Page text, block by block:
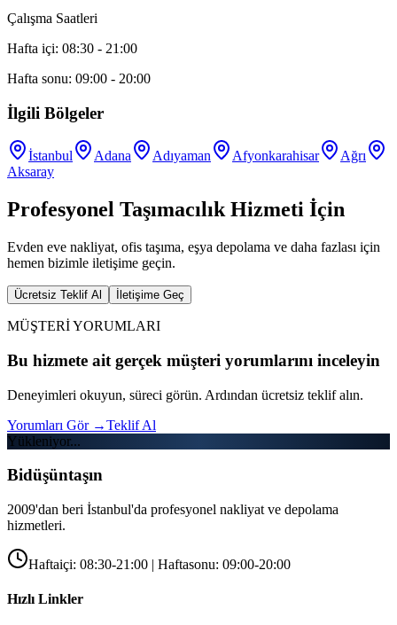
Çalışma Saatleri
Hafta içi: 08:30 - 21:00
Hafta sonu: 09:00 - 20:00
İlgili Bölgeler
İstanbul Adana Adıyaman Afyonkarahisar
Ağrı
Aksaray
Profesyonel Taşımacılık Hizmeti İçin
Evden eve nakliyat, ofis taşıma, eşya depolama ve daha fazlası için
hemen bizimle iletişime geçin.
Ücretsiz Teklif Al İletişime Geç
MÜŞTERİ YORUMLARI
Bu hizmete ait gerçek müşteri yorumlarını inceleyin
Deneyimleri okuyun, süreci görün. Ardından ücretsiz teklif alın.
Yorumları Gör →Teklif Al
Yükleniyor...
Bidüşüntaşın
2009'dan beri İstanbul'da profesyonel nakliyat ve depolama
hizmetleri.
Haftaiçi: 08:30-21:00 | Haftasonu: 09:00-20:00
Hızlı Linkler